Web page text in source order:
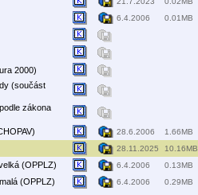
6.4.2006 0.01MB
2000)
(součást
zákona
28.6.2006 1.66MB
28.11.2025 10.16MB
(OPPLZ) 6.4.2006 0.13MB
(OPPLZ) 6.4.2006 0.29MB